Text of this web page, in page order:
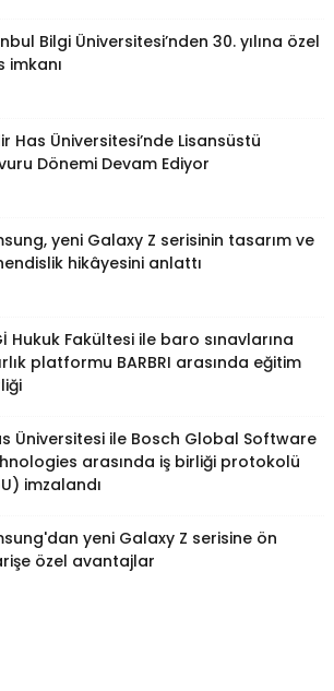
Bilgi Üniversitesi’nden 30. yılına özel
imkanı
Has Üniversitesi’nde Lisansüstü
Dönemi Devam Ediyor
yeni Galaxy Z serisinin tasarım ve
hikâyesini anlattı
Hukuk Fakültesi ile baro sınavlarına
platformu BARBRI arasında eğitim
Üniversitesi ile Bosch Global Software
arasında iş birliği protokolü
imzalandı
yeni Galaxy Z serisine ön
özel avantajlar